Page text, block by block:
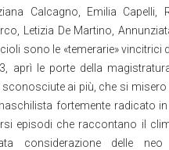
Calcagno, Emilia Capelli,
Letizia De Martino,
sono le «temerarie»
aprì le porte della
sconosciute ai più, che si
fortemente radicato
episodi che raccontano il
considerazione delle neo